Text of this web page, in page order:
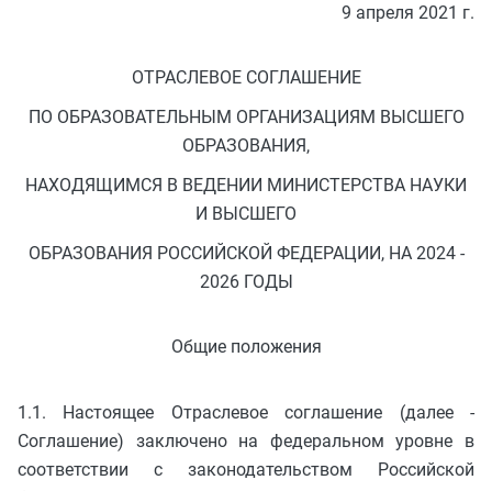
9 апреля 2021 г.
ОТРАСЛЕВОЕ СОГЛАШЕНИЕ
ПО ОБРАЗОВАТЕЛЬНЫМ ОРГАНИЗАЦИЯМ ВЫСШЕГО
ОБРАЗОВАНИЯ,
НАХОДЯЩИМСЯ В ВЕДЕНИИ МИНИСТЕРСТВА НАУКИ
И ВЫСШЕГО
ОБРАЗОВАНИЯ РОССИЙСКОЙ ФЕДЕРАЦИИ, НА 2024 -
2026 ГОДЫ
Общие положения
1.1. Настоящее Отраслевое соглашение (далее -
Соглашение) заключено на федеральном уровне в
соответствии с законодательством Российской